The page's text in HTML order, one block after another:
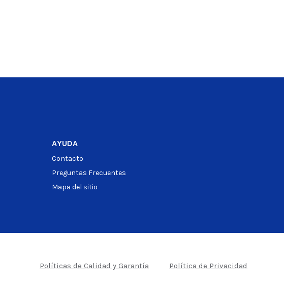
AYUDA
Contacto
Preguntas Frecuentes
Mapa del sitio
Políticas de Calidad y Garantía Política de Privacidad